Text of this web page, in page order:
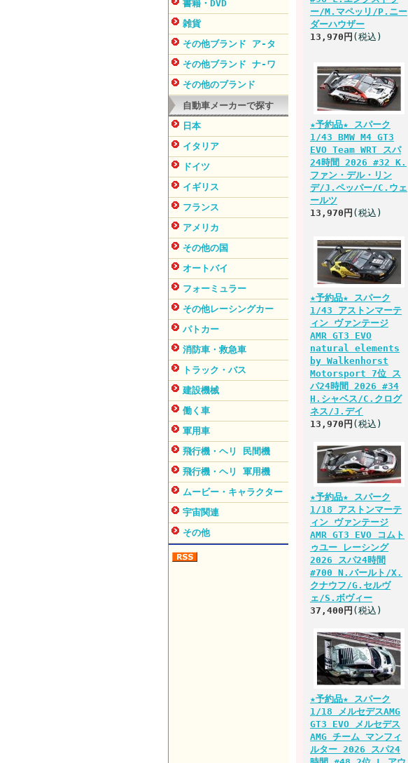
書籍・DVD
雑貨
その他ブランド ア-タ
その他ブランド ナ-ワ
その他のブランド
自動車メーカーで探す
日本
イタリア
ドイツ
イギリス
フランス
アメリカ
その他の国
オートバイ
フォーミュラー
その他レーシングカー
パトカー
消防車・救急車
トラック・バス
建設機械
働く車
軍用車
飛行機・ヘリ 民間機
飛行機・ヘリ 軍用機
ムービー・キャラクター
宇宙関連
その他
ー/M.マペッリ/P.ニー
ダーハウザー
13,970円 (税込)
★予約品★ スパーク
1/43 BMW M4 GT3
EVO Team WRT スパ
24時間 2026 #32 K.
ファン・デル・リン
デ/J.ペッパー/C.ウェ
ールツ
13,970円 (税込)
★予約品★ スパーク
1/43 アストンマーテ
ィン ヴァンテージ
AMR GT3 EVO
natural elements
by Walkenhorst
Motorsport 7位 ス
パ24時間 2026 #34
H.シャベス/C.クログ
ネス/J.デイ
13,970円 (税込)
★予約品★ スパーク
1/18 アストンマーテ
ィン ヴァンテージ
AMR GT3 EVO コムト
ゥユー レーシング
2026 スパ24時間
#700 N.バールト/X.
クナウフ/G.セルヴ
ェ/S.ボヴィー
37,400円 (税込)
★予約品★ スパーク
1/18 メルセデスAMG
GT3 EVO メルセデス
AMG チーム マンフィ
ルター 2026 スパ24